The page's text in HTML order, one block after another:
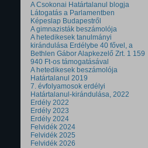
A Csokonai Határtalanul blogja
Látogatás a Parlamentben
Képeslap Budapestről
A gimnazisták beszámolója
A hetedikesek tanulmányi
kirándulása Erdélybe 40 fővel, a
Bethlen Gábor Alapkezelő Zrt. 1 159
940 Ft-os támogatásával
A hetedikesek beszámolója
Határtalanul 2019
7. évfolyamosok erdélyi
Határtalanul-kirándulása, 2022
Erdély 2022
Erdély 2023
Erdély 2024
Felvidék 2024
Felvidék 2025
Felvidék 2026